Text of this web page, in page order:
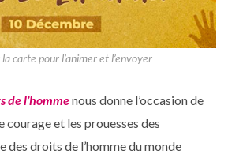
carte pour l’animer et l’envoyer
de l’hommenous donne l’occasion de
courage et les prouesses des
des droits de l’homme du monde